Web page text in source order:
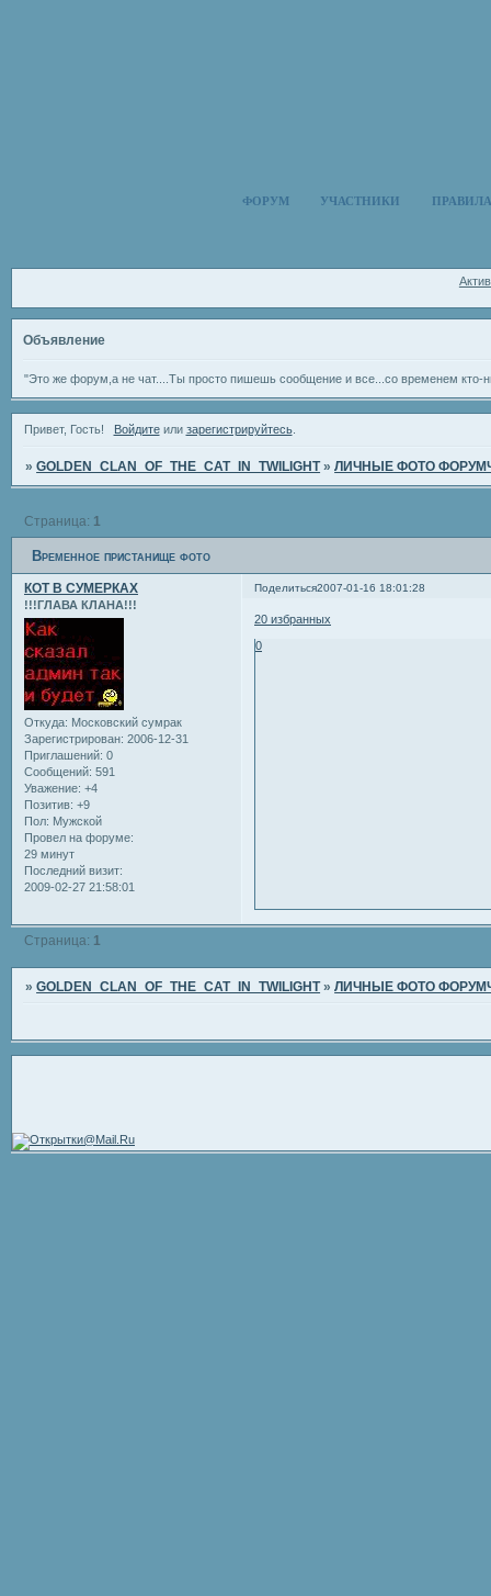
ФОРУМ УЧАСТНИКИ ПРАВИЛА
Объявление
"Это же форум,а не чат....Ты просто пишешь сообщение и все...со временем
Привет, Гость! Войдитеили зарегистрируйтесь.
»GOLDEN_CLAN_OF_THE_CAT_IN_TWILIGHT »ЛИЧНЫЕ ФОТО
Временное пристанище фото
Страница: 1
Поделиться2007-01-16 18:01:28
КОТ В СУМЕРКАХ
!!!ГЛАВА КЛАНА!!!
Откуда: Московский сумрак
Зарегистрирован: 2006-12-31
Приглашений: 0
Сообщений: 591
Уважение: +4
Позитив: +9
Пол: Мужской
Провел на форуме:
29 минут
Последний визит:
2009-02-27 21:58:01
20 избранных
0
Страница: 1
»GOLDEN_CLAN_OF_THE_CAT_IN_TWILIGHT »ЛИЧНЫЕ ФОТО